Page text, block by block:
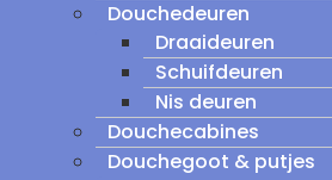
Douchedeuren
Draaideuren
Schuifdeuren
Nis deuren
Douchecabines
Douchegoot & putjes